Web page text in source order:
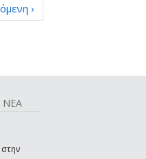
›
ΝΕΑ